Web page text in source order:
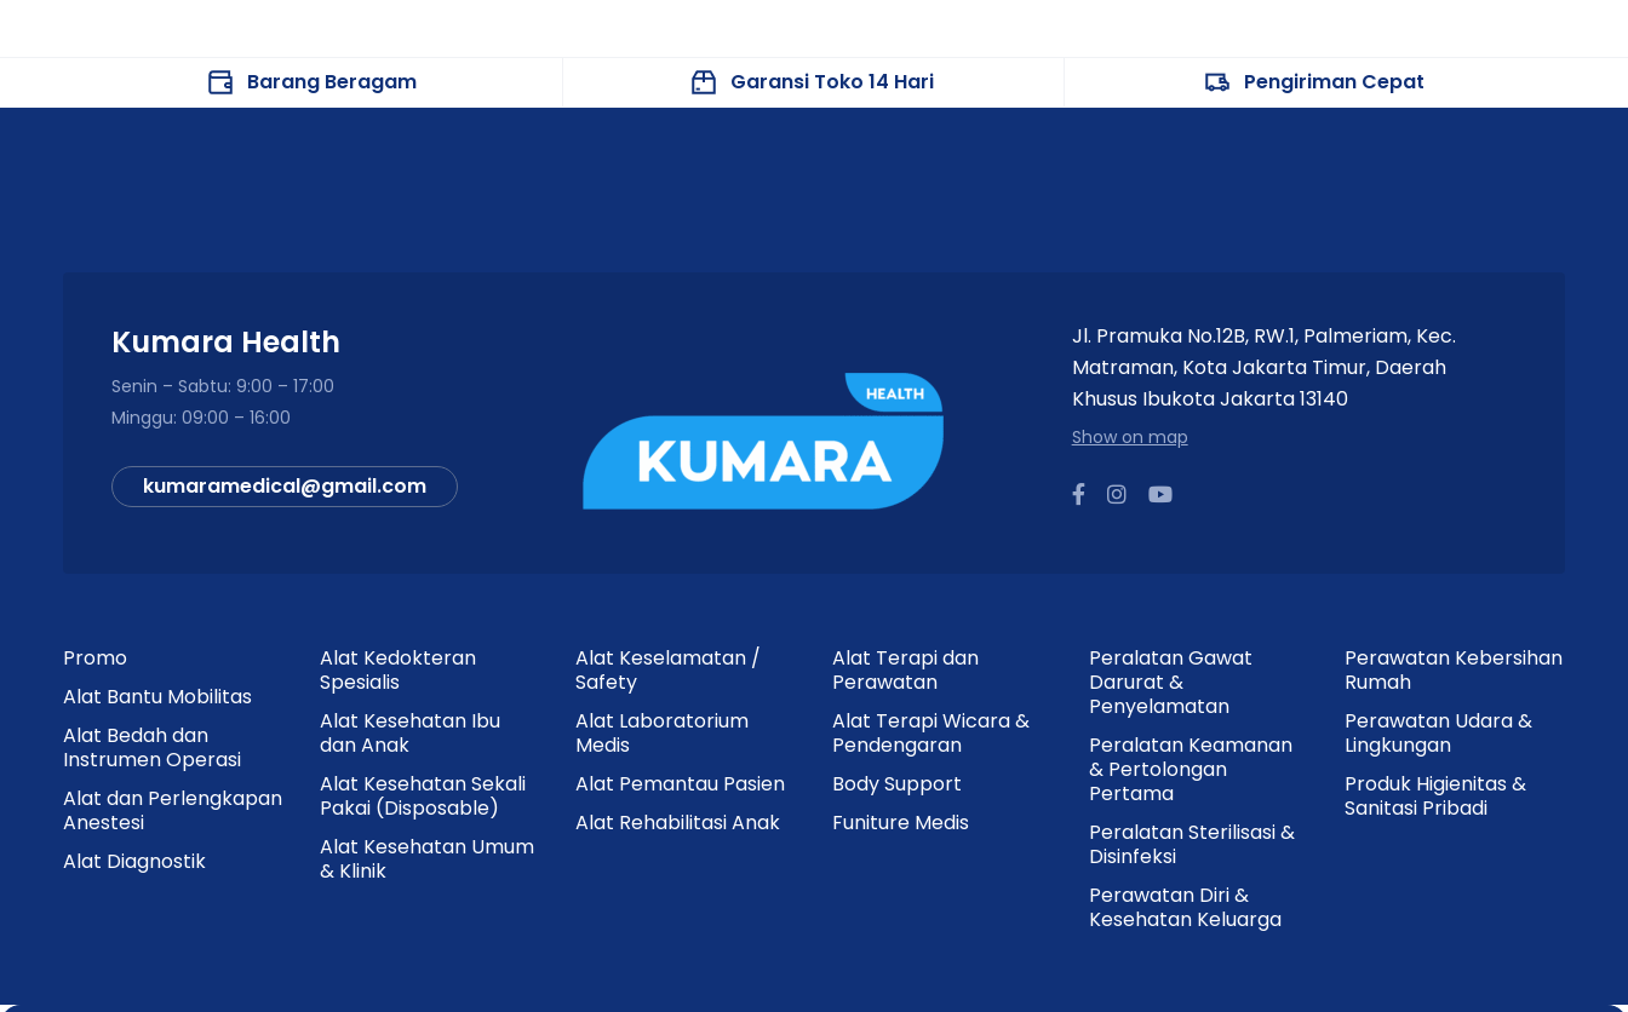
Barang Beragam Garansi Toko 14 Hari Pengiriman Cepat
Kumara Health
Senin – Sabtu: 9:00 – 17:00
Minggu: 09:00 – 16:00
kumaramedical@gmail.com
Jl. Pramuka No.12B, RW.1, Palmeriam, Kec.
Matraman, Kota Jakarta Timur, Daerah
Khusus Ibukota Jakarta 13140
Show on map
Promo
Alat Bantu Mobilitas
Alat Bedah dan
Instrumen Operasi
Alat dan Perlengkapan
Anestesi
Alat Diagnostik
Alat Kedokteran
Spesialis
Alat Kesehatan Ibu
dan Anak
Alat Kesehatan Sekali
Pakai (Disposable)
Alat Kesehatan Umum
& Klinik
Alat Keselamatan /
Safety
Alat Laboratorium
Medis
Alat Pemantau Pasien
Alat Rehabilitasi Anak
Alat Terapi dan
Perawatan
Alat Terapi Wicara &
Pendengaran
Body Support
Funiture Medis
Peralatan Gawat
Darurat &
Penyelamatan
Peralatan Keamanan
& Pertolongan
Pertama
Peralatan Sterilisasi &
Disinfeksi
Perawatan Diri &
Kesehatan Keluarga
Perawatan Kebersihan
Rumah
Perawatan Udara &
Lingkungan
Produk Higienitas &
Sanitasi Pribadi